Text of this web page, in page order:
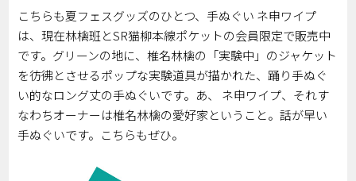
こちらも夏フェスグッズのひとつ、手ぬぐい ネ申ワイプ
は、現在林檎班とSR猫柳本線ポケットの会員限定で販売中
です。グリーンの地に、椎名林檎の「実験中」のジャケット
を彷彿とさせるポップな実験道具が描かれた、踊り手ぬぐ
い的なロング丈の手ぬぐいです。あ、 ネ申ワイプ、それす
なわちオーナーは椎名林檎の愛好家ということ。話が早い
手ぬぐいです。こちらもぜひ。